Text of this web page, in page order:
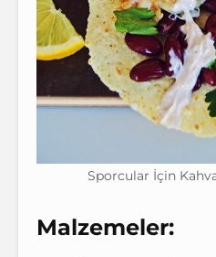
Sporcular İçin
Malzemeler: